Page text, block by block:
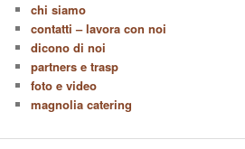
chi siamo
contatti – lavora con noi
dicono di noi
partners e trasp
foto e video
magnolia catering